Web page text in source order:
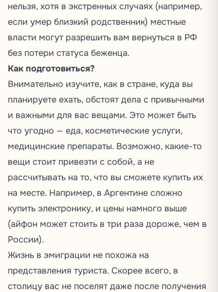
нельзя, хотя в экстренных случаях (например,
если умер близкий родственник) местные
власти могут разрешить вам вернуться в РФ
без потери статуса беженца.
Как подготовиться?
Внимательно изучите, как в стране, куда вы
планируете ехать, обстоят дела с привычными
и важными для вас вещами. Это может быть
что угодно — еда, косметические услуги,
медицинские препараты. Возможно, какие-то
вещи стоит привезти с собой, а не
рассчитывать на то, что вы сможете купить их
на месте. Например, в Аргентине сложно
купить электронику, и цены намного выше
(айфон может стоить в три раза дороже, чем в
России).
Жизнь в эмиграции не похожа на
представления туриста. Скорее всего, в
столицу вас не поселят даже после получения